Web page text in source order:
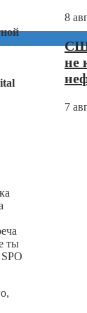
ты
8
не
7